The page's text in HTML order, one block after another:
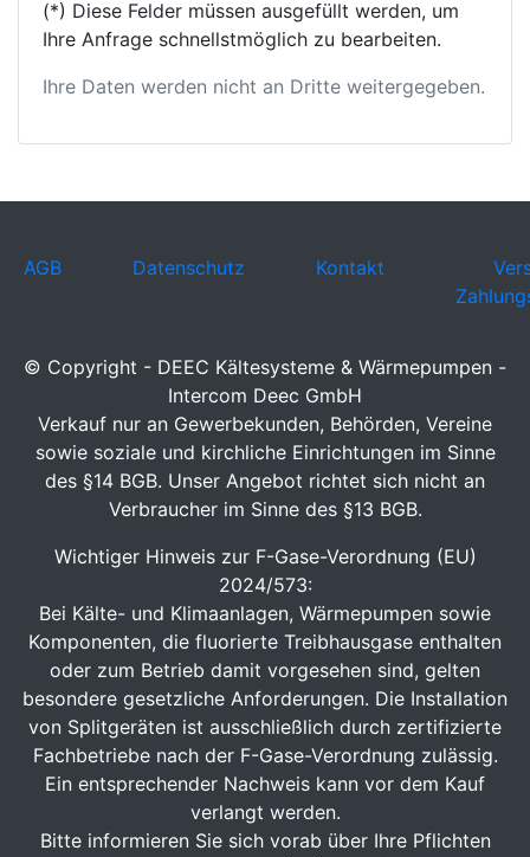
(*) Diese Felder müssen ausgefüllt werden, um
Ihre Anfrage schnellstmöglich zu bearbeiten.
Ihre Daten werden nicht an Dritte weitergegeben.
AGB Datenschutz Kontakt
© Copyright - DEEC Kältesysteme & Wärmepumpen -
Intercom Deec GmbH
Verkauf nur an Gewerbekunden, Behörden, Vereine
sowie soziale und kirchliche Einrichtungen im Sinne
des §14 BGB. Unser Angebot richtet sich nicht an
Verbraucher im Sinne des §13 BGB.
Wichtiger Hinweis zur F-Gase-Verordnung (EU)
2024/573:
Bei Kälte- und Klimaanlagen, Wärmepumpen sowie
Komponenten, die fluorierte Treibhausgase enthalten
oder zum Betrieb damit vorgesehen sind, gelten
besondere gesetzliche Anforderungen. Die Installation
von Splitgeräten ist ausschließlich durch zertifizierte
Fachbetriebe nach der F-Gase-Verordnung zulässig.
Ein entsprechender Nachweis kann vor dem Kauf
verlangt werden.
Bitte informieren Sie sich vorab über Ihre Pflichten